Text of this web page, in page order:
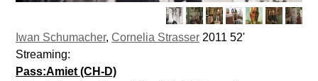
Iwan Schumacher, Cornelia Strasser 2011 52'
Streaming:
Pass:Amiet (CH-D)